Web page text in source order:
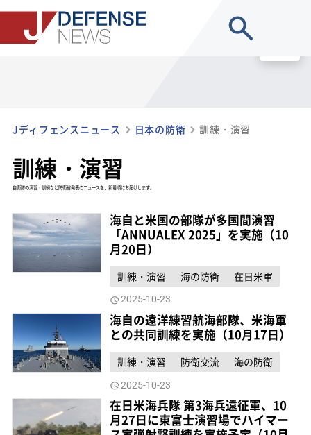
Jディフェンスニュース 日本の防衛 訓練・演習
訓練・演習
自衛隊の演習・訓練など防衛省発表のニュースを、新着順にお届けします。
海自と米国の部隊が多国間演習
「ANNUALEX 2025」を実施（10
月20日）
訓練・演習 海の防衛 在日米軍
2025-10-23
海自の遠洋練習航海部隊、米海軍
との共同訓練を実施（10月17日）
訓練・演習 防衛交流 海の防衛
2025-10-23
在日米海兵隊 第3海兵遠征軍、10
月27日に東富士演習場でハイマー